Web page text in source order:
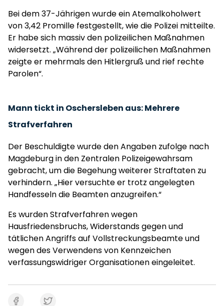
Bei dem 37-Jährigen wurde ein Atemalkoholwert
von 3,42 Promille festgestellt, wie die Polizei mitteilte.
Er habe sich massiv den polizeilichen Maßnahmen
widersetzt. „Während der polizeilichen Maßnahmen
zeigte er mehrmals den Hitlergruß und rief rechte
Parolen“.
Mann tickt in Oschersleben aus: Mehrere
Strafverfahren
Der Beschuldigte wurde den Angaben zufolge nach
Magdeburg in den Zentralen Polizeigewahrsam
gebracht, um die Begehung weiterer Straftaten zu
verhindern. „Hier versuchte er trotz angelegten
Handfesseln die Beamten anzugreifen.“
Es wurden Strafverfahren wegen
Hausfriedensbruchs, Widerstands gegen und
tätlichen Angriffs auf Vollstreckungsbeamte und
wegen des Verwendens von Kennzeichen
verfassungswidriger Organisationen eingeleitet.